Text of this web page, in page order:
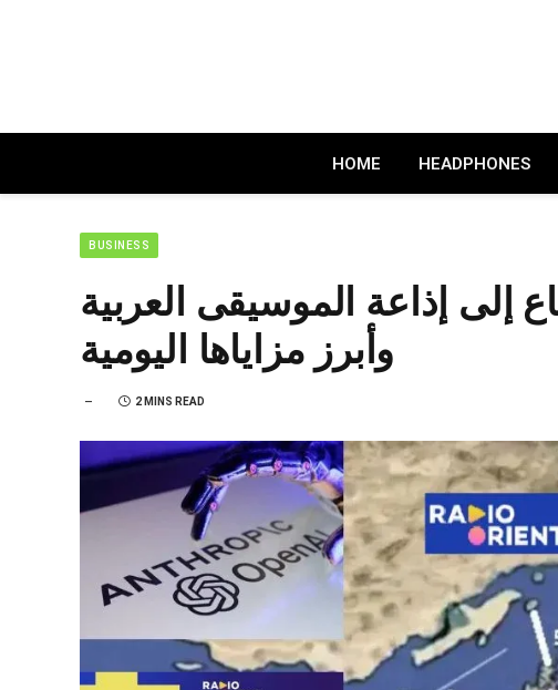
HOME HEADPHONES
BUSINESS
إلى إذاعة الموسيقى العربية
وأبرز مزاياها اليومية
2 MINS READ